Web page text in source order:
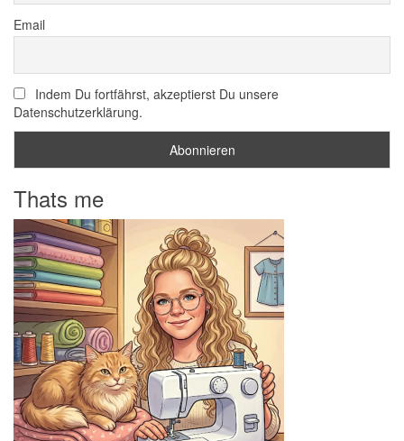
Email
Indem Du fortfährst, akzeptierst Du unsere
Datenschutzerklärung.
Thats me